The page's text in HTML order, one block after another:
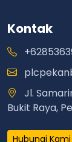
Kontak
Jl.
Bukit Raya,
Hubungi Kami